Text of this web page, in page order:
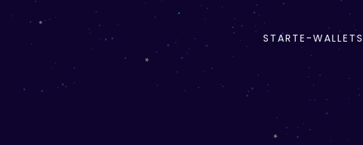
STARTE-WALLETS